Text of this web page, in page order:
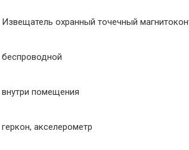
Извещатель охранный точечный
беспроводной
внутри помещения
геркон, акселерометр